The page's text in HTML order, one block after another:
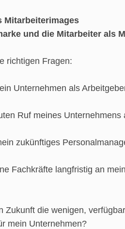
Mitarbeiterimages
und die Mitarbeiter als
richtigen Fragen:
Unternehmen als
Ruf meines Unternehmens
zukünftiges
Fachkräfte langfristig an
Zukunft die wenigen,
mein Unternehmen?